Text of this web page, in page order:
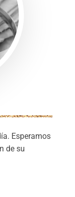
Esperamos
de su